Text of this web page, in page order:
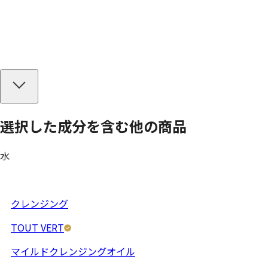
選択した成分を含む他の商品
水
クレンジング
TOUT VERT
マイルドクレンジングオイル